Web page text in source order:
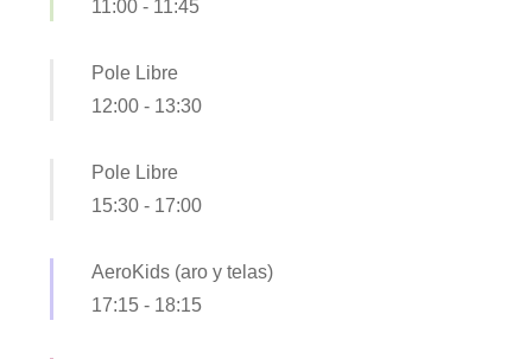
11:00 - 11:45
Pole Libre
12:00 - 13:30
Pole Libre
15:30 - 17:00
AeroKids (aro y telas)
17:15 - 18:15